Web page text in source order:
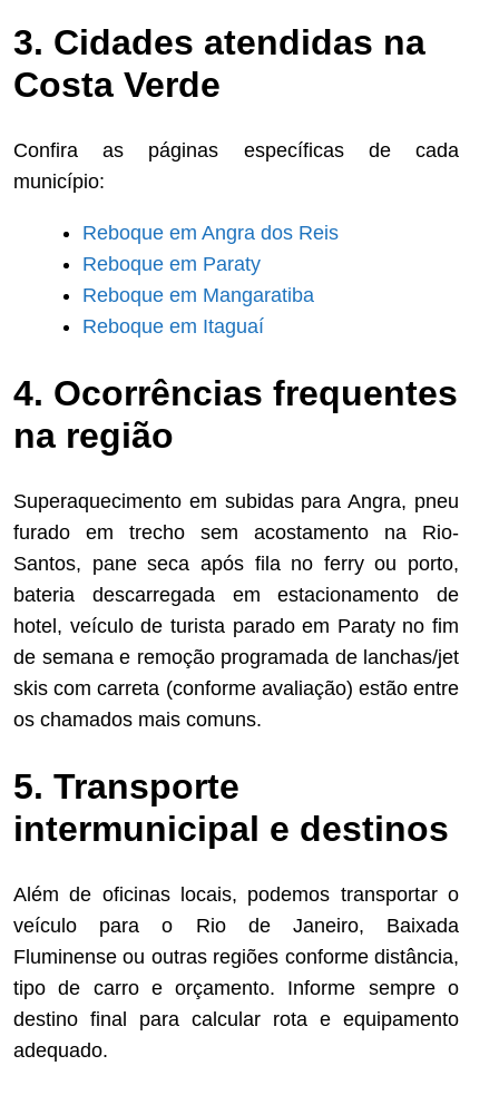
3. Cidades atendidas na
Costa Verde
Confira as páginas específicas de cada
município:
Reboque em Angra dos Reis
Reboque em Paraty
Reboque em Mangaratiba
Reboque em Itaguaí
4. Ocorrências frequentes
na região
Superaquecimento em subidas para Angra, pneu
furado em trecho sem acostamento na Rio-
Santos, pane seca após fila no ferry ou porto,
bateria descarregada em estacionamento de
hotel, veículo de turista parado em Paraty no fim
de semana e remoção programada de lanchas/jet
skis com carreta (conforme avaliação) estão entre
os chamados mais comuns.
5. Transporte
intermunicipal e destinos
Além de oficinas locais, podemos transportar o
veículo para o Rio de Janeiro, Baixada
Fluminense ou outras regiões conforme distância,
tipo de carro e orçamento. Informe sempre o
destino final para calcular rota e equipamento
adequado.